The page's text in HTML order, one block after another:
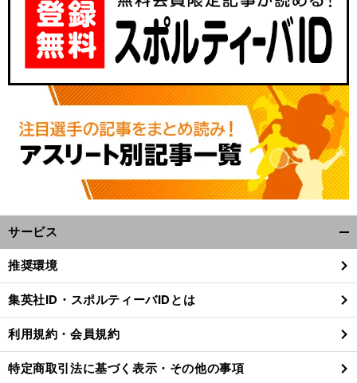
サービス
閉
る
推奨環境
集英社ID・スポルティーバIDとは
利用規約・会員規約
特定商取引法に基づく表示・その他の事項